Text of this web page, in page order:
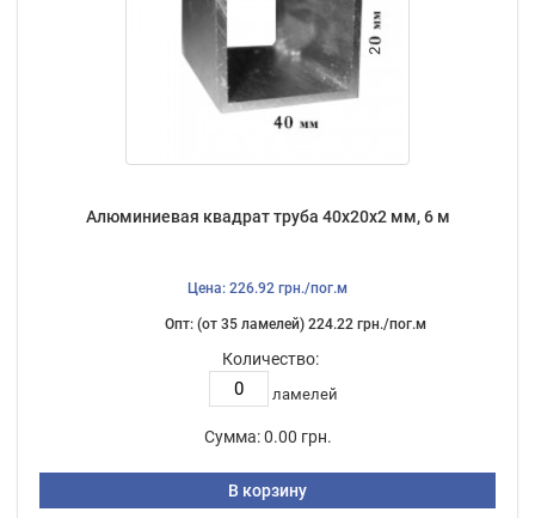
Алюминиевая квадрат труба 40х20х2 мм, 6 м
Цена: 226.92 грн./пог.м
Опт: (от 35 ламелей) 224.22 грн./пог.м
Количество:
ламелей
Сумма: 0.00 грн.
В корзину